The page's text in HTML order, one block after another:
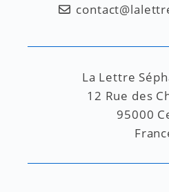
La Lettre
12 Rue des
95000